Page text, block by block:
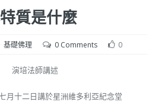
質是什麼
基礎佛理 0 Comments 0
演培法師講述
月十二日講於星洲維多利亞紀念堂